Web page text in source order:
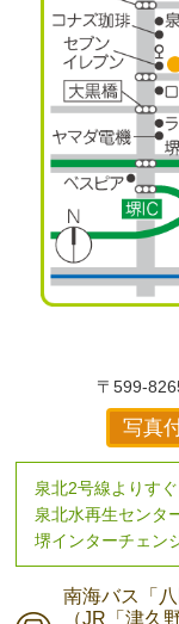
〒599-
写真
泉北2号線よりすぐ
泉北水再生センタ
堺インターチェン
南海バス 「
（JR「津久